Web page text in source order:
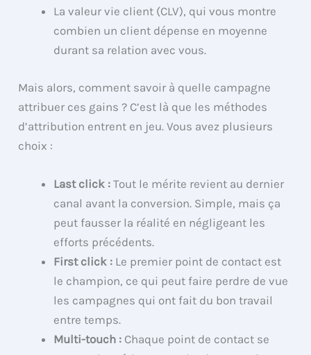
La valeur vie client (CLV), qui vous montre
combien un client dépense en moyenne
durant sa relation avec vous.
Mais alors, comment savoir à quelle campagne
attribuer ces gains ? C’est là que les méthodes
d’attribution entrent en jeu. Vous avez plusieurs
choix :
Last click : Tout le mérite revient au dernier
canal avant la conversion. Simple, mais ça
peut fausser la réalité en négligeant les
efforts précédents.
First click : Le premier point de contact est
le champion, ce qui peut faire perdre de vue
les campagnes qui ont fait du bon travail
entre temps.
Multi-touch : Chaque point de contact se